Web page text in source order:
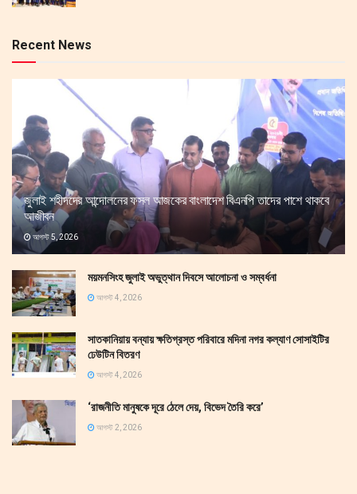
Recent News
জুলাই শহীদদের আন্দোলনের ফসল আজকের বাংলাদেশ বিএনপি তাদের পাশে থাকবে
আজীবন
আগস্ট 5, 2026
ময়মনসিংহ জুলাই অভুত্থান দিবসে আলোচনা ও সম্বর্ধনা
আগস্ট 4, 2026
সাতকানিয়ায় বন্যায় ক্ষতিগ্রস্ত পরিবারে মদিনা নগর কল্যাণ সোসাইটির
ঢেউটিন বিতরণ
আগস্ট 4, 2026
‘রাজনীতি মানুষকে দূরে ঠেলে দেয়, বিভেদ তৈরি করে’
আগস্ট 2, 2026